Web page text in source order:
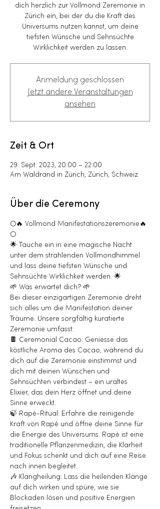
dich herzlich zur Vollmond Zeremonie in
Zürich ein, bei der du die Kraft des
Universums nutzen kannst, um deine
tiefsten Wünsche und Sehnsüchte
Wirklichkeit werden zu lassen.
Anmeldung geschlossen
Jetzt andere Veranstaltungen
ansehen
Zeit & Ort
29. Sept. 2023, 20:00 – 22:00
Am Waldrand in Zürich, Zürich, Schweiz
Über die Ceremony
🌕🔥 Vollmond Manifestationszeremonie🔥
🌕
🌟 Tauche ein in eine magische Nacht
unter dem strahlenden Vollmondhimmel
und lass deine tiefsten Wünsche und
Sehnsüchte Wirklichkeit werden. 🌟
🌱 Was erwartet dich? 🌱
Bei dieser einzigartigen Zeremonie dreht
sich alles um die Manifestation deiner
Träume. Unsere sorgfältig kuratierte
Zeremonie umfasst:
🍫 Ceremonial Cacao: Geniesse das
köstliche Aroma des Cacao, während du
dich auf die Zeremonie einstimmst und
dich mit deinen Wünschen und
Sehnsüchten verbindest – ein uraltes
Elixier, das dein Herz öffnet und deine
Sinne erweckt.
🍃 Rapé-Ritual: Erfahre die reinigende
Kraft von Rapé und öffne deine Sinne für
die Energie des Universums. Rapé ist eine
traditionelle Pflanzenmedizin, die Klarheit
und Fokus schenkt und dich auf eine Reise
nach innen begleitet.
🎶 Klangheilung: Lass die heilenden Klänge
auf dich wirken und spüre, wie sie
Blockaden lösen und positive Energien